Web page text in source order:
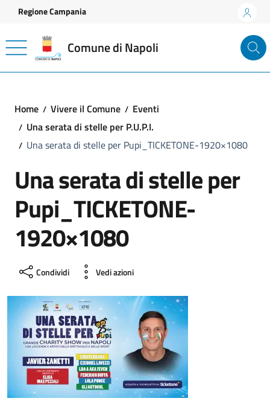
Vai ai contenuti
Vai al footer
Regione Campania
Comune di Napoli
Home Vivere il Comune
Eventi
Una serata di stelle per P.U.P.I.
Una serata di stelle per Pupi_TICKETONE-1920×1080
Una serata di stelle per
Pupi_TICKETONE-
1920×1080
Condividi Vedi azioni